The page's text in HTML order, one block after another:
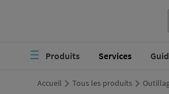
contenu
Navigation
principaleProduits Services
Accueil Tous les produits